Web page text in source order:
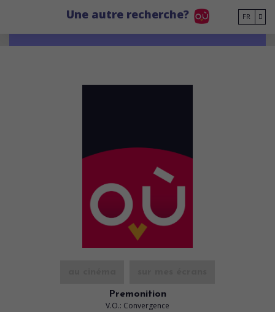
Une autre recherche? FR
Premonition
V.O.: Convergence